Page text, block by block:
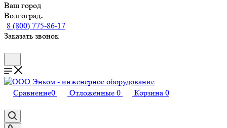
Ваш город
Волгоград
8 (800) 775-86-17
Заказать звонок
Сравнение0 Отложенные 0 Корзина 0